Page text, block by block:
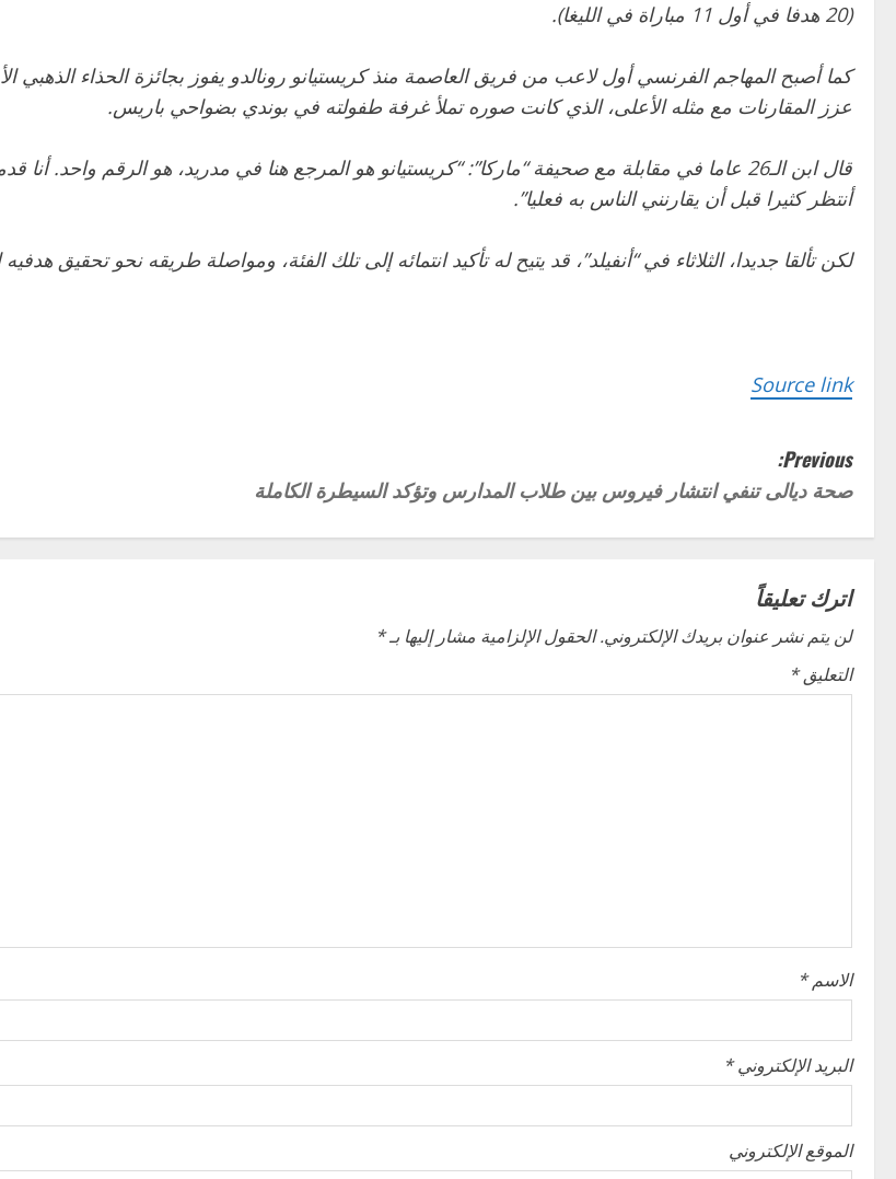
(20 هدفا في أول 11 مباراة في الليغا).
كما أصبح المهاجم الفرنسي أول لاعب من فريق العاصمة منذ كريستيانو رونالدو يفوز بجائزة الحذاء الذهبي
عزز المقارنات مع مثله الأعلى، الذي كانت صوره تملأ غرفة طفولته في بوندي بضواحي باريس.
أنتظر كثيرا قبل أن يقارنني الناس به فعليا”.
لكن تألقا جديدا، الثلاثاء في “أنفيلد”، قد يتيح له تأكيد انتمائه إلى تلك الفئة، ومواصلة طريقه نحو تحقيق
Source link
P
o
s
t
n
a
i
o
n
Previous:
صحة ديالى تنفي انتشار فيروس بين طلاب المدارس وتؤكد السيطرة الكاملة
اترك تعليقاً
لن يتم نشر عنوان بريدك الإلكتروني. الحقول الإلزامية مشار إليها بـ*
التعليق*
الاسم*
البريد الإلكتروني*
الموقع الإلكتروني